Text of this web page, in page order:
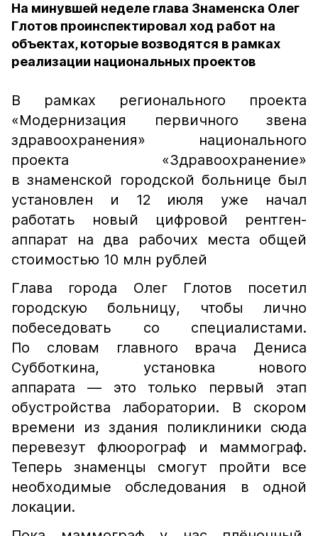
На минувшей неделе глава Знаменска Олег
Глотов проинспектировал ход работ на
объектах, которые возводятся в рамках
реализации национальных проектов
В рамках регионального проекта
«Модернизация первичного звена
здравоохранения» национального
проекта «Здравоохранение»
в знаменской городской больнице был
установлен и 12 июля уже начал
работать новый цифровой рентген-
аппарат на два рабочих места общей
стоимостью 10 млн рублей
Глава города Олег Глотов посетил
городскую больницу, чтобы лично
побеседовать со специалистами.
По словам главного врача Дениса
Субботкина, установка нового
аппарата — это только первый этап
обустройства лаборатории. В скором
времени из здания поликлиники сюда
перевезут флюорограф и маммограф.
Теперь знаменцы смогут пройти все
необходимые обследования в одной
локации.